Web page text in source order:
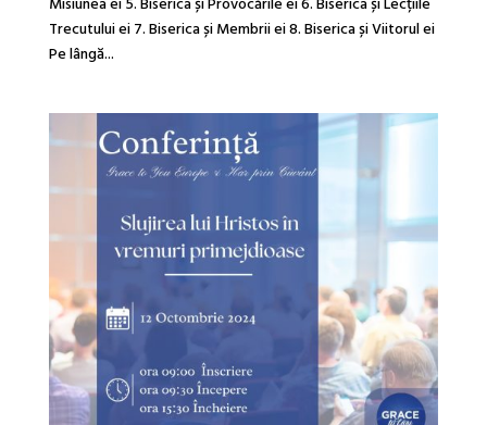
Misiunea ei 5. Biserica și Provocările ei 6. Biserica și Lecțiile
Trecutului ei 7. Biserica și Membrii ei 8. Biserica și Viitorul ei
Pe lângă...